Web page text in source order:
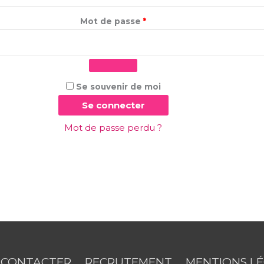
Mot de passe *
Se souvenir de moi
Se connecter
Mot de passe perdu ?